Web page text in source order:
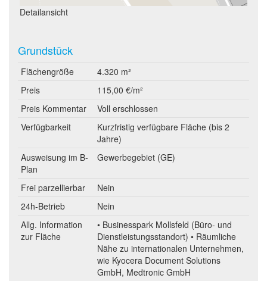
Detailansicht
Grundstück
Flächengröße
4.320 m²
Preis
115,00 €/m²
Preis Kommentar
Voll erschlossen
Verfügbarkeit
Kurzfristig verfügbare Fläche (bis 2
Jahre)
Ausweisung im B-
Plan
Gewerbegebiet (GE)
Frei parzellierbar
Nein
24h-Betrieb
Nein
Allg. Information
zur Fläche
• Businesspark Mollsfeld (Büro- und
Dienstleistungsstandort) • Räumliche
Nähe zu internationalen Unternehmen,
wie Kyocera Document Solutions
GmbH, Medtronic GmbH